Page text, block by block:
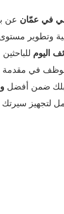
في عمّان
وتطوير
اليوم
في مقدمة
ضمن أفضل
لتجهيز سيرتك